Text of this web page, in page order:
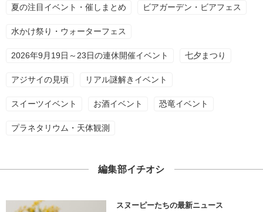
夏の注目イベント・催しまとめ ビアガーデン・ビアフェス
水かけ祭り・ウォーターフェス
2026年9月19日～23日の連休開催イベント 七夕まつり
アジサイの見頃 リアル謎解きイベント
スイーツイベント お酒イベント 恐竜イベント
プラネタリウム・天体観測
編集部イチオシ
スヌーピーたちの最新ニュース